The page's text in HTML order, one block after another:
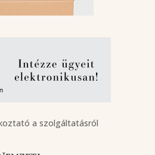
a szolgáltatásról